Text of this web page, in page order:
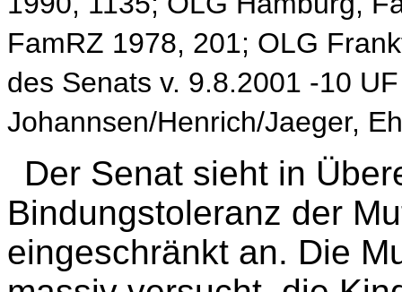
FamRZ 1978, 201; OLG
des Senats v. 9.8.2001 -10
Johannsen/Henrich/Jaeger,
Der Senat sieht in
Bindungstoleranz der
eingeschränkt an. Die